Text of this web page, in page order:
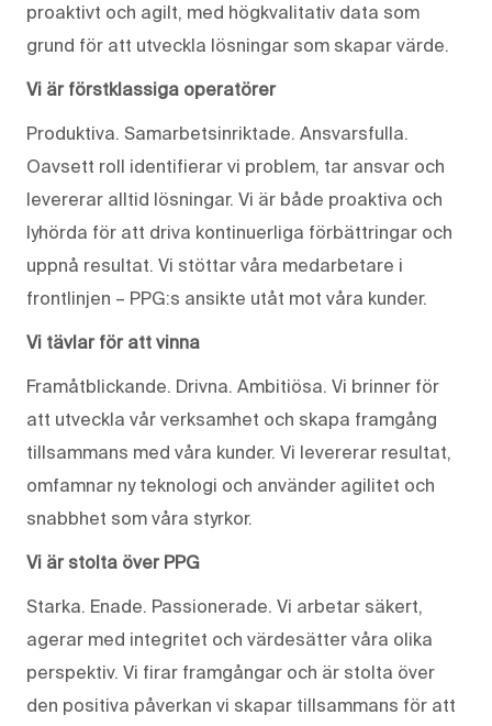
proaktivt och agilt, med högkvalitativ data som
grund för att utveckla lösningar som skapar värde.
Vi är förstklassiga operatörer
Produktiva. Samarbetsinriktade. Ansvarsfulla.
Oavsett roll identifierar vi problem, tar ansvar och
levererar alltid lösningar. Vi är både proaktiva och
lyhörda för att driva kontinuerliga förbättringar och
uppnå resultat. Vi stöttar våra medarbetare i
frontlinjen – PPG:s ansikte utåt mot våra kunder.
Vi tävlar för att vinna
Framåtblickande. Drivna. Ambitiösa. Vi brinner för
att utveckla vår verksamhet och skapa framgång
tillsammans med våra kunder. Vi levererar resultat,
omfamnar ny teknologi och använder agilitet och
snabbhet som våra styrkor.
Vi är stolta över PPG
Starka. Enade. Passionerade. Vi arbetar säkert,
agerar med integritet och värdesätter våra olika
perspektiv. Vi firar framgångar och är stolta över
den positiva påverkan vi skapar tillsammans för att